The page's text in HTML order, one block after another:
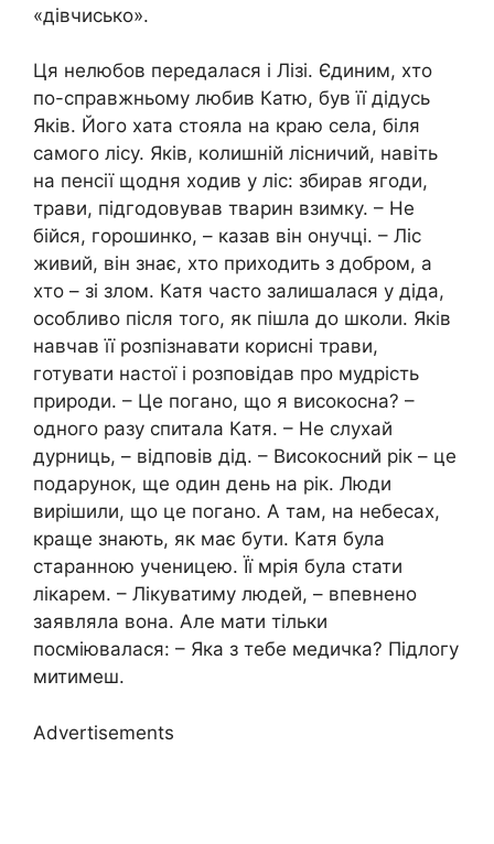
«дівчисько».
Ця нелюбов передалася і Лізі. Єдиним, хто
по-справжньому любив Катю, був її дідусь
Яків. Його хата стояла на краю села, біля
самого лісу. Яків, колишній лісничий, навіть
на пенсії щодня ходив у ліс: збирав ягоди,
трави, підгодовував тварин взимку. – Не
бійся, горошинко, – казав він онучці. – Ліс
живий, він знає, хто приходить з добром, а
хто – зі злом. Катя часто залишалася у діда,
особливо після того, як пішла до школи. Яків
навчав її розпізнавати корисні трави,
готувати настої і розповідав про мудрість
природи. – Це погано, що я високосна? –
одного разу спитала Катя. – Не слухай
дурниць, – відповів дід. – Високосний рік – це
подарунок, ще один день на рік. Люди
вирішили, що це погано. А там, на небесах,
краще знають, як має бути. Катя була
старанною ученицею. Її мрія була стати
лікарем. – Лікуватиму людей, – впевнено
заявляла вона. Але мати тільки
посміювалася: – Яка з тебе медичка? Підлогу
митимеш.
Advertisements